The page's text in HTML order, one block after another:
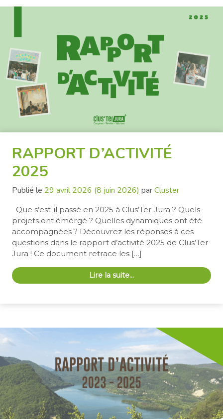
RAPPORT D’ACTIVITÉ
2025
Publié le 29 avril 2026 (8 juin 2026) parCluster
Que s’est-il passé en 2025 à Clus’Ter Jura ? Quels
projets ont émérgé ? Quelles dynamiques ont été
accompagnées ? Découvrez les réponses à ces
questions dans le rapport d’activité 2025 de Clus’Ter
Jura ! Ce document retrace les […]
Lire la suite…